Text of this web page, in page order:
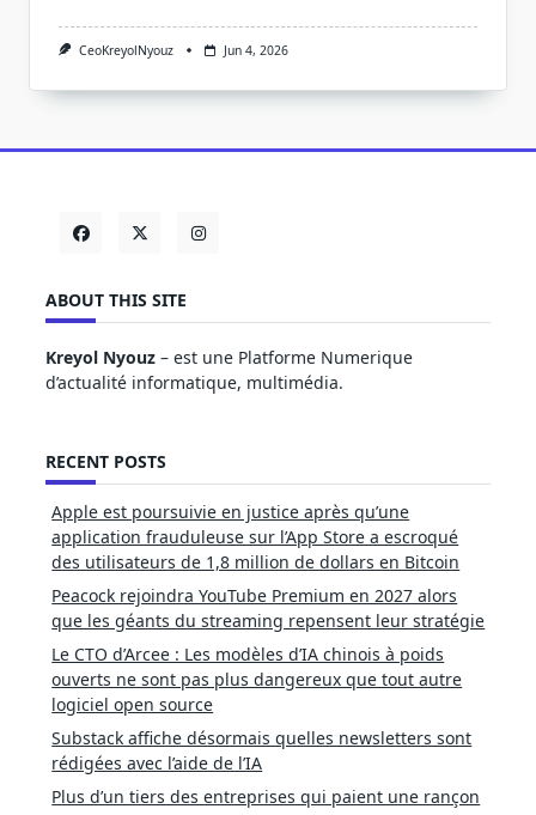
CeoKreyolNyouz Jun 4, 2026
ABOUT THIS SITE
Kreyol Nyouz – est une Platforme Numerique
d’actualité informatique, multimédia.
RECENT POSTS
Apple est poursuivie en justice après qu’une
application frauduleuse sur l’App Store a escroqué
des utilisateurs de 1,8 million de dollars en Bitcoin
Peacock rejoindra YouTube Premium en 2027 alors
que les géants du streaming repensent leur stratégie
Le CTO d’Arcee : Les modèles d’IA chinois à poids
ouverts ne sont pas plus dangereux que tout autre
logiciel open source
Substack affiche désormais quelles newsletters sont
rédigées avec l’aide de l’IA
Plus d’un tiers des entreprises qui paient une rançon